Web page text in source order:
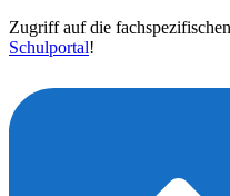
Zugriff auf die
Schulportal!